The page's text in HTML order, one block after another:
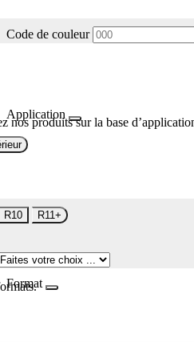
Code de couleur
Application
nos produits sur la base
R10 R11+
Format